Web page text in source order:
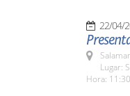
22/04/
Lugar:
Hora: